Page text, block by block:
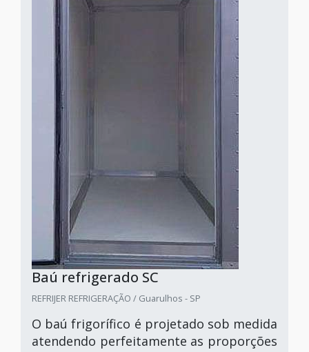
Baú refrigerado SC
REFRIJER REFRIGERAÇÃO / Guarulhos - SP
O baú frigorífico é projetado sob medida
atendendo perfeitamente as proporções